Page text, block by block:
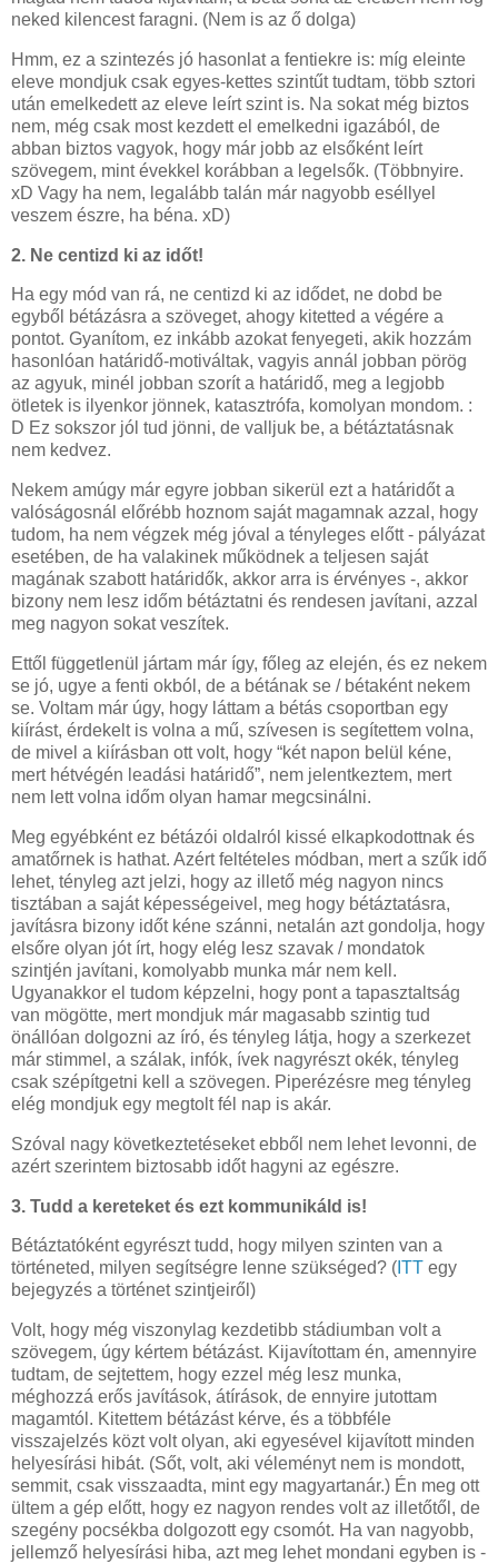
neked kilencest faragni. (Nem is az ő dolga)
Hmm, ez a szintezés jó hasonlat a fentiekre is: míg eleinte
eleve mondjuk csak egyes-kettes szintűt tudtam, több sztori
után emelkedett az eleve leírt szint is. Na sokat még biztos
nem, még csak most kezdett el emelkedni igazából, de
abban biztos vagyok, hogy már jobb az elsőként leírt
szövegem, mint évekkel korábban a legelsők. (Többnyire.
xD Vagy ha nem, legalább talán már nagyobb eséllyel
veszem észre, ha béna. xD)
2. Ne centizd ki az időt!
Ha egy mód van rá, ne centizd ki az idődet, ne dobd be
egyből bétázásra a szöveget, ahogy kitetted a végére a
pontot. Gyanítom, ez inkább azokat fenyegeti, akik hozzám
hasonlóan határidő-motiváltak, vagyis annál jobban pörög
az agyuk, minél jobban szorít a határidő, meg a legjobb
ötletek is ilyenkor jönnek, katasztrófa, komolyan mondom. :
D Ez sokszor jól tud jönni, de valljuk be, a bétáztatásnak
nem kedvez.
Nekem amúgy már egyre jobban sikerül ezt a határidőt a
valóságosnál előrébb hoznom saját magamnak azzal, hogy
tudom, ha nem végzek még jóval a tényleges előtt - pályázat
esetében, de ha valakinek működnek a teljesen saját
magának szabott határidők, akkor arra is érvényes -, akkor
bizony nem lesz időm bétáztatni és rendesen javítani, azzal
meg nagyon sokat veszítek.
Ettől függetlenül jártam már így, főleg az elején, és ez nekem
se jó, ugye a fenti okból, de a bétának se / bétaként nekem
se. Voltam már úgy, hogy láttam a bétás csoportban egy
kiírást, érdekelt is volna a mű, szívesen is segítettem volna,
de mivel a kiírásban ott volt, hogy “két napon belül kéne,
mert hétvégén leadási határidő”, nem jelentkeztem, mert
nem lett volna időm olyan hamar megcsinálni.
Meg egyébként ez bétázói oldalról kissé elkapkodottnak és
amatőrnek is hathat. Azért feltételes módban, mert a szűk idő
lehet, tényleg azt jelzi, hogy az illető még nagyon nincs
tisztában a saját képességeivel, meg hogy bétáztatásra,
javításra bizony időt kéne szánni, netalán azt gondolja, hogy
elsőre olyan jót írt, hogy elég lesz szavak / mondatok
szintjén javítani, komolyabb munka már nem kell.
Ugyanakkor el tudom képzelni, hogy pont a tapasztaltság
van mögötte, mert mondjuk már magasabb szintig tud
önállóan dolgozni az író, és tényleg látja, hogy a szerkezet
már stimmel, a szálak, infók, ívek nagyrészt okék, tényleg
csak szépítgetni kell a szövegen. Piperézésre meg tényleg
elég mondjuk egy megtolt fél nap is akár.
Szóval nagy következtetéseket ebből nem lehet levonni, de
azért szerintem biztosabb időt hagyni az egészre.
3. Tudd a kereteket és ezt kommunikáld is!
Bétáztatóként egyrészt tudd, hogy milyen szinten van a
történeted, milyen segítségre lenne szükséged? ( ITT egy
bejegyzés a történet szintjeiről)
Volt, hogy még viszonylag kezdetibb stádiumban volt a
szövegem, úgy kértem bétázást. Kijavítottam én, amennyire
tudtam, de sejtettem, hogy ezzel még lesz munka,
méghozzá erős javítások, átírások, de ennyire jutottam
magamtól. Kitettem bétázást kérve, és a többféle
visszajelzés közt volt olyan, aki egyesével kijavított minden
helyesírási hibát. (Sőt, volt, aki véleményt nem is mondott,
semmit, csak visszaadta, mint egy magyartanár.) Én meg ott
ültem a gép előtt, hogy ez nagyon rendes volt az illetőtől, de
szegény pocsékba dolgozott egy csomót. Ha van nagyobb,
jellemző helyesírási hiba, azt meg lehet mondani egyben is -